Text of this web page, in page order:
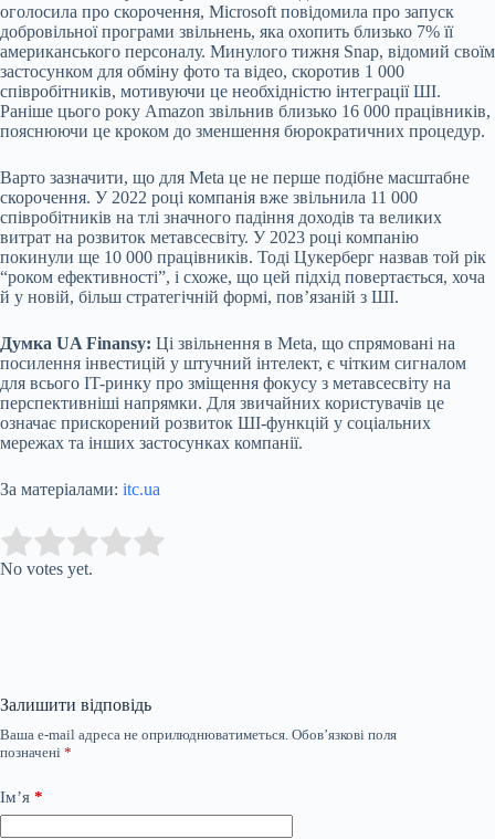
оголосила про скорочення, Microsoft повідомила про запуск
добровільної програми звільнень, яка охопить близько 7% її
американського персоналу. Минулого тижня Snap, відомий своїм
застосунком для обміну фото та відео, скоротив 1 000
співробітників, мотивуючи це необхідністю інтеграції ШІ.
Раніше цього року Amazon звільнив близько 16 000 працівників,
пояснюючи це кроком до зменшення бюрократичних процедур.
Варто зазначити, що для Meta це не перше подібне масштабне
скорочення. У 2022 році компанія вже звільнила 11 000
співробітників на тлі значного падіння доходів та великих
витрат на розвиток метавсесвіту. У 2023 році компанію
покинули ще 10 000 працівників. Тоді Цукерберг назвав той рік
“роком ефективності”, і схоже, що цей підхід повертається, хоча
й у новій, більш стратегічній формі, пов’язаній з ШІ.
Думка UA Finansy: Ці звільнення в Meta, що спрямовані на
посилення інвестицій у штучний інтелект, є чітким сигналом
для всього IT-ринку про зміщення фокусу з метавсесвіту на
перспективніші напрямки. Для звичайних користувачів це
означає прискорений розвиток ШІ-функцій у соціальних
мережах та інших застосунках компанії.
За матеріалами: itc.ua
Rate this item:
No votes yet.
Залишити відповідь
Ваша e-mail адреса не оприлюднюватиметься. Обов’язкові поля
позначені *
Ім’я *